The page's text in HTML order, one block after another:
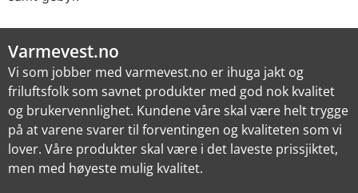
Varmevest.no
Vi som jobber med varmevest.no er ihuga jakt og
friluftsfolk som savnet produkter med god nok kvalitet
og brukervennlighet. Kundene våre skal være helt trygge
på at varene svarer til forventingen og kvaliteten som vi
lover. Våre produkter skal være i det laveste prissjiktet,
men med høyeste mulig kvalitet.